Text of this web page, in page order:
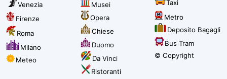
Venezia
Firenze
Roma
Milano
Meteo
Musei
Opera
Chiese
Duomo
Da Vinci
Ristoranti
Taxi
Metro
Deposito Bagagli
Bus Tram
© Copyright